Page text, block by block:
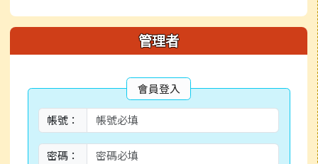
管理者
會員登入
帳號：
密碼：